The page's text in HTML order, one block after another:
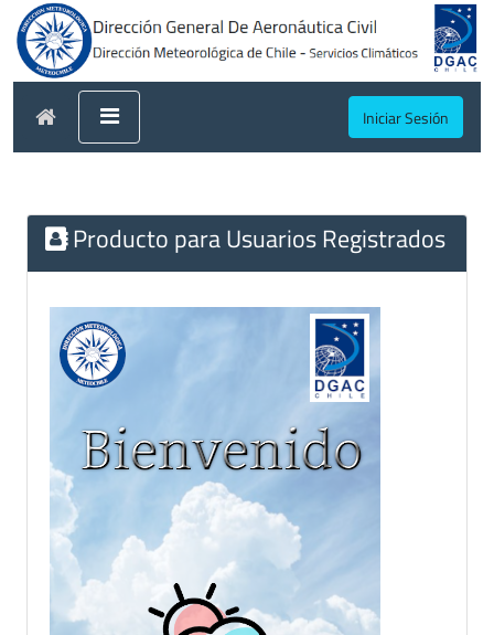
Iniciar Sesión
Producto para Usuarios Registrados